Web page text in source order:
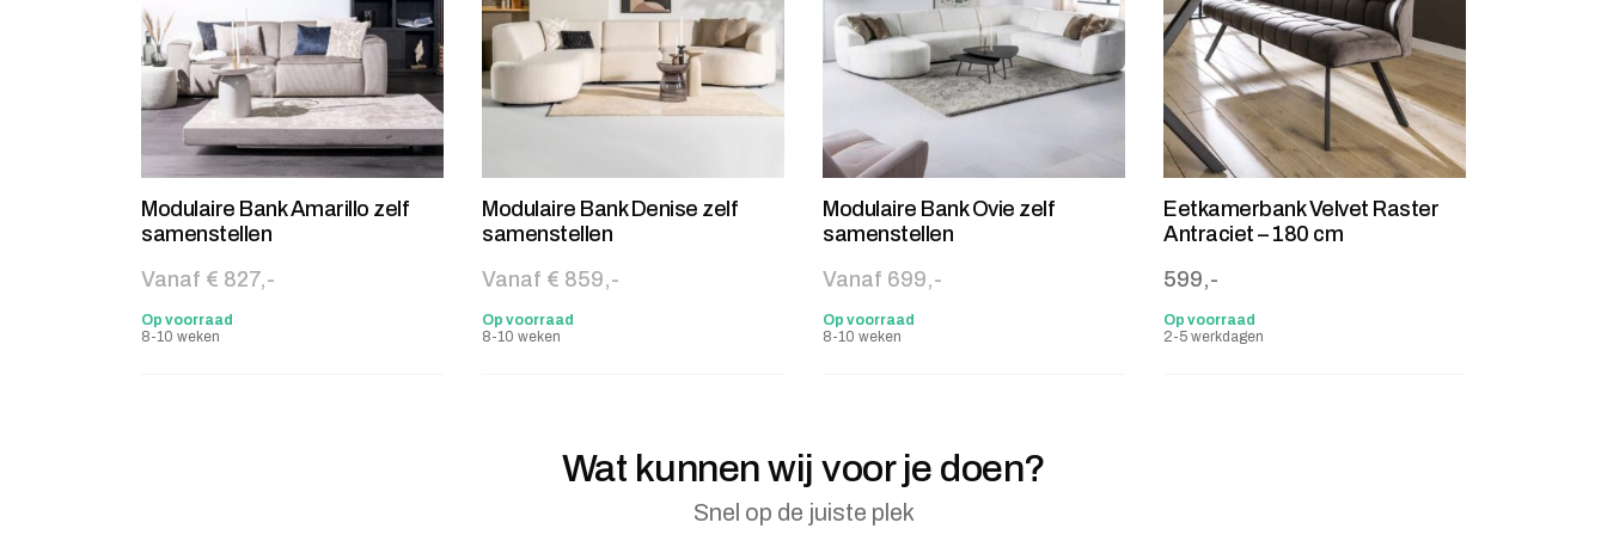
Modulaire Bank Amarillo zelf
samenstellen
Vanaf € 827,-
Op voorraad
8-10 weken
Modulaire Bank Denise zelf
samenstellen
Vanaf € 859,-
Op voorraad
8-10 weken
Modulaire Bank Ovie zelf
samenstellen
Vanaf 699,-
Op voorraad
8-10 weken
Eetkamerbank Velvet Raster
Antraciet – 180 cm
599,-
Op voorraad
2-5 werkdagen
Wat kunnen wij voor je doen?
Snel op de juiste plek